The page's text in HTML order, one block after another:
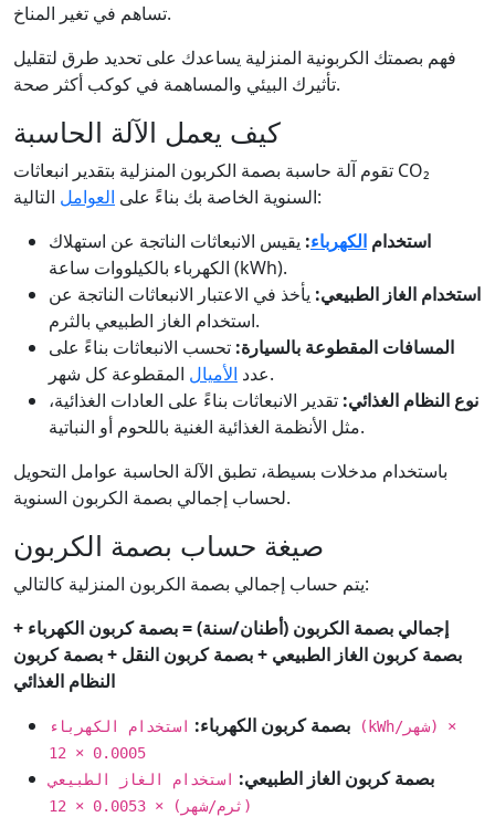
تساهم في تغير المناخ.
فهم بصمتك الكربونية المنزلية يساعدك على تحديد طرق لتقليل
تأثيرك البيئي والمساهمة في كوكب أكثر صحة.
كيف يعمل الآلة الحاسبة
تقوم آلة حاسبة بصمة الكربون المنزلية بتقدير انبعاثات CO₂
السنوية الخاصة بك بناءً على العوامل
التالية:
استخدام الكهرباء: يقيس الانبعاثات الناتجة عن استهلاك
الكهرباء بالكيلووات ساعة (kWh).
استخدام الغاز الطبيعي: يأخذ في الاعتبار الانبعاثات الناتجة عن
استخدام الغاز الطبيعي بالثرم.
المسافات المقطوعة بالسيارة: تحسب الانبعاثات بناءً على
عدد الأميال
المقطوعة كل شهر.
نوع النظام الغذائي: تقدير الانبعاثات بناءً على العادات الغذائية،
مثل الأنظمة الغذائية الغنية باللحوم أو النباتية.
باستخدام مدخلات بسيطة، تطبق الآلة الحاسبة عوامل التحويل
لحساب إجمالي بصمة الكربون السنوية.
صيغة حساب بصمة الكربون
يتم حساب إجمالي بصمة الكربون المنزلية كالتالي:
إجمالي بصمة الكربون (أطنان/سنة) = بصمة كربون الكهرباء +
بصمة كربون الغاز الطبيعي + بصمة كربون النقل + بصمة كربون
النظام الغذائي
بصمة كربون الكهرباء: استخدام الكهرباء (kWh/شهر) ×
0.0005 × 12
بصمة كربون الغاز الطبيعي: استخدام الغاز الطبيعي
(ثرم/شهر) × 0.0053 × 12